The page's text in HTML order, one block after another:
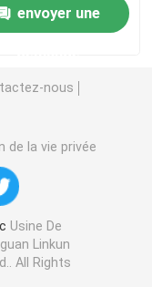
envoyer une
nous
de la vie privée
Usine De
Linkun
All Rights